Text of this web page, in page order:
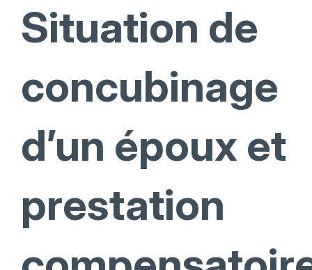
Situation de
concubinage
d’un époux et
prestation